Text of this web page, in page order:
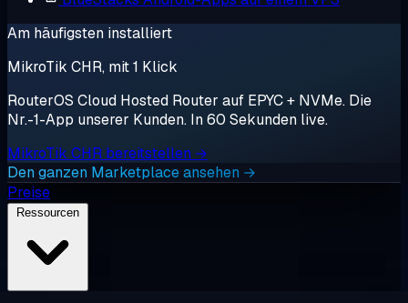
Am häufigsten installiert
MikroTik CHR, mit 1 Klick
RouterOS Cloud Hosted Router auf EPYC + NVMe. Die
Nr.-1-App unserer Kunden. In 60 Sekunden live.
MikroTik CHR bereitstellen →
Den ganzen Marketplace ansehen →
Preise